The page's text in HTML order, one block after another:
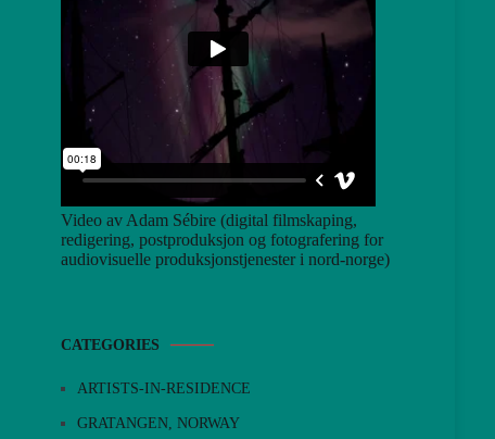
Video av Adam Sébire (digital filmskaping,
redigering, postproduksjon og fotografering for
audiovisuelle produksjonstjenester i nord-norge)
CATEGORIES
ARTISTS-IN-RESIDENCE
GRATANGEN, NORWAY